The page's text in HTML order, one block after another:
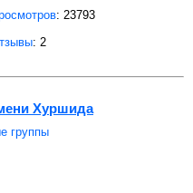
: 23793
: 2
Хуршида
группы